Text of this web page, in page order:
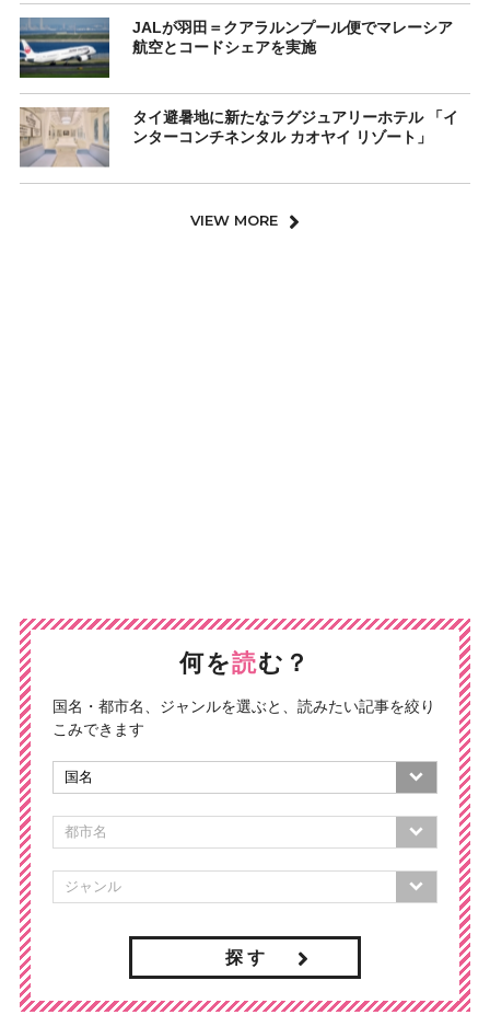
JALが羽田＝クアラルンプール便でマレーシア
航空とコードシェアを実施
タイ避暑地に新たなラグジュアリーホテル 「イ
ンターコンチネンタル カオヤイ リゾート」
VIEW MORE
何を読む？
国名・都市名、ジャンルを選ぶと、読みたい記事を絞り
こみできます
探 す